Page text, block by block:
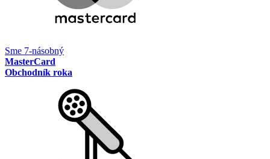
Sme 7-násobný
MasterCard
Obchodník roka